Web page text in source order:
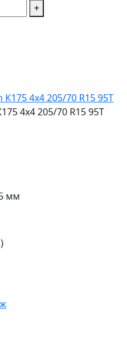
+
4х4 205/70 R15 95T
мм